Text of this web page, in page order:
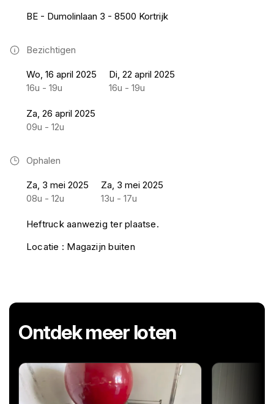
BE - Dumolinlaan 3 - 8500 Kortrijk
Bezichtigen
Wo, 16 april 2025
16u - 19u
Di, 22 april 2025
16u - 19u
Za, 26 april 2025
09u - 12u
Ophalen
Za, 3 mei 2025
08u - 12u
Za, 3 mei 2025
13u - 17u
Heftruck aanwezig ter plaatse.
Locatie : Magazijn buiten
Ontdek meer loten